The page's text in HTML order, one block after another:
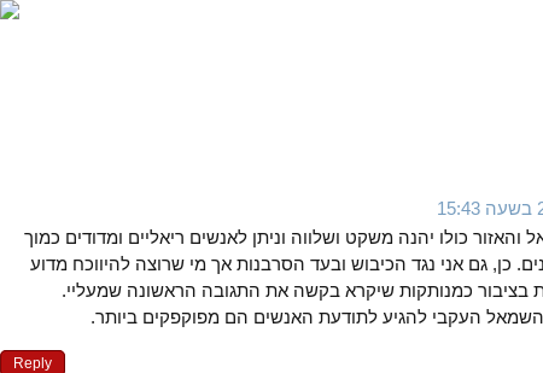
והאזור כולו יהנה משקט ושלווה וניתן לאנשים ריאליים ומדודים כמוך
כן, גם אני נגד הכיבוש ובעד הסרבנות אך מי שרוצה להיווכח מדוע
בציבור כמנותקות שיקרא בקשה את התגובה הראשונה שמעליי.
השמאל העקבי להגיע לתודעת האנשים הם מפוקפקים ביותר.
Reply